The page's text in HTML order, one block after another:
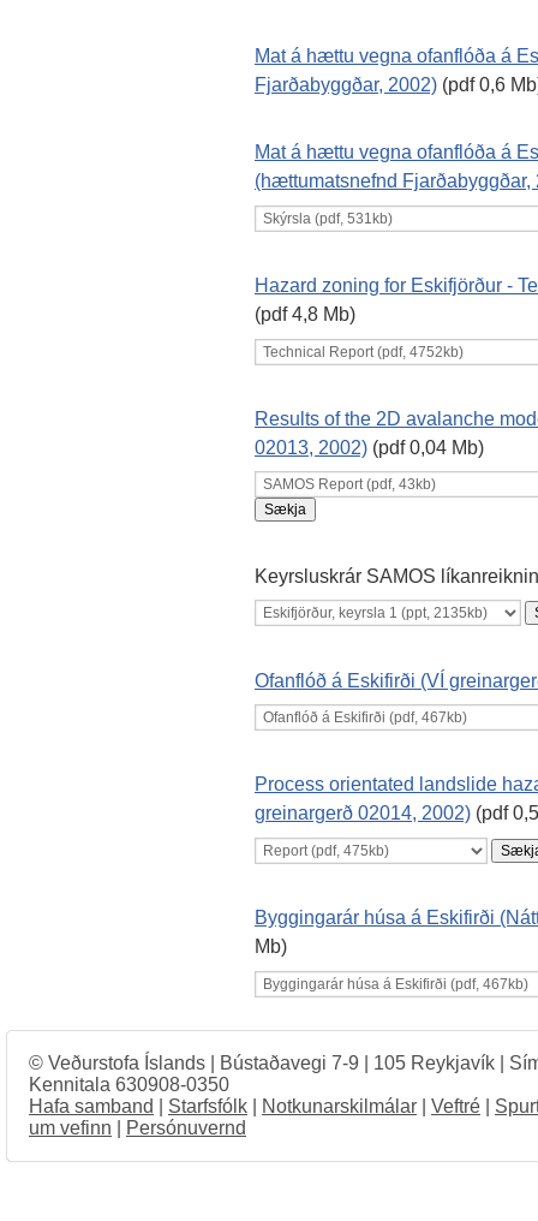
Mat á hættu vegna ofanflóða á
Fjarðabyggðar, 2002) (pdf 0,6
Mat á hættu vegna ofanflóða á
(hættumatsnefnd Fjarðabyggðar,
Hazard zoning for Eskifjörður -
(pdf 4,8 Mb)
Results of the 2D avalanche
02013, 2002) (pdf 0,04 Mb)
Keyrsluskrár SAMOS
Ofanflóð á Eskifirði (VÍ
Process orientated landslide
greinargerð 02014, 2002) (pdf
Byggingarár húsa á Eskifirði
Mb)
© Veðurstofa Íslands | Bústaðavegi 7-9 | 105 Reykjavík |
Kennitala 630908-0350
Hafa samband
Starfsfólk Notkunarskilmálar Veftré
um vefinn
Persónuvernd